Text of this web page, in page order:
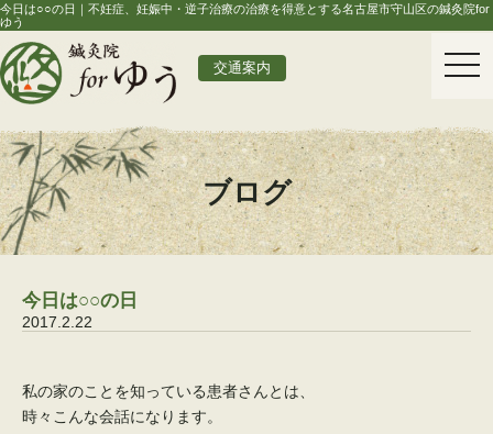
今日は○○の日｜不妊症、妊娠中・逆子治療の治療を得意とする名古屋市守山区の鍼灸院for
ゆう
交通案内
ブログ
今日は○○の日
2017.2.22
私の家のことを知っている患者さんとは、
時々こんな会話になります。